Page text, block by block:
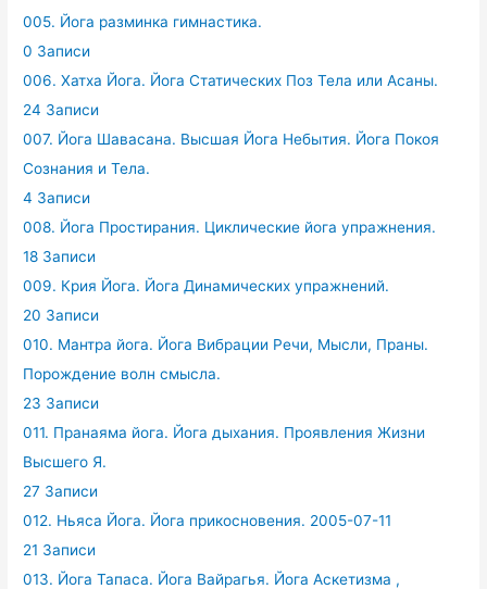
005. Йога разминка гимнастика.
0 Записи
006. Хатха Йога. Йога Статических Поз Тела или Асаны.
24 Записи
007. Йога Шавасана. Высшая Йога Небытия. Йога Покоя
Сознания и Тела.
4 Записи
008. Йога Простирания. Циклические йога упражнения.
18 Записи
009. Крия Йога. Йога Динамических упражнений.
20 Записи
010. Мантра йога. Йога Вибрации Речи, Мысли, Праны.
Порождение волн смысла.
23 Записи
011. Пранаяма йога. Йога дыхания. Проявления Жизни
Высшего Я.
27 Записи
012. Ньяса Йога. Йога прикосновения. 2005-07-11
21 Записи
013. Йога Тапаса. Йога Вайрагья. Йога Аскетизма ,